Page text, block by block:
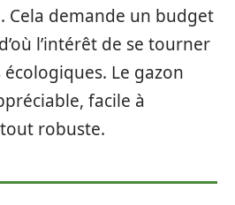
Cela demande un budget
l’intérêt de se tourner
Le gazon
facile à
robuste.